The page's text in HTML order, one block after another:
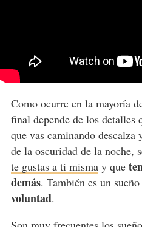
Como ocurre en la mayoría
final depende de los detalles
que vas caminando
de la oscuridad de la noche,
te gustas a ti mismay que
demás. También es un
voluntad.